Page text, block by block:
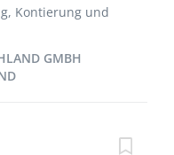
Kontierung und
der
der Reisekosten
GMBH